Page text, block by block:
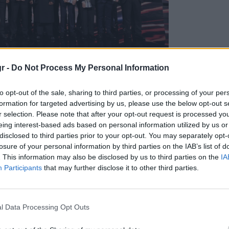
- Do Not Process My Personal Information
opt-out of the sale, sharing to third parties, or processing of your
for targeted advertising by us, please use the below opt-out
selection. Please note that after your opt-out request is processed
interest-based ads based on personal information utilized by us
to third parties prior to your opt-out. You may separately
of your personal information by third parties on the IAB’s list of
This information may also be disclosed by us to third parties on the
Participants that may further disclose it to other third parties.
Data Processing Opt Outs
Τι είναι αυτές οι
μικρές «τρίχες» από
καουτσούκ στα
ελαστικά των